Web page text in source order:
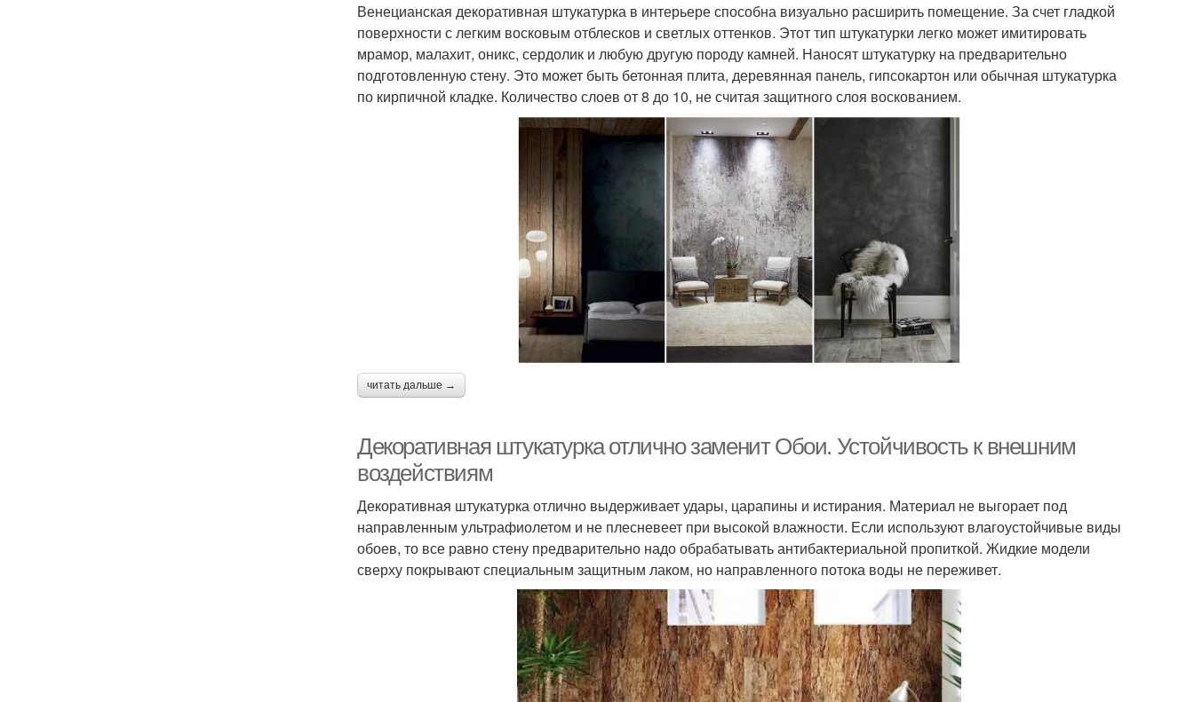
Венецианская декоративная штукатурка в интерьере способна визуально расширить помещение. За счет гладкой
поверхности с легким восковым отблесков и светлых оттенков. Этот тип штукатурки легко может имитировать
мрамор, малахит, оникс, сердолик и любую другую породу камней. Наносят штукатурку на предварительно
подготовленную стену. Это может быть бетонная плита, деревянная панель, гипсокартон или обычная штукатурка
по кирпичной кладке. Количество слоев от 8 до 10, не считая защитного слоя воскованием.
читать дальше →
Декоративная штукатурка отлично заменит Обои. Устойчивость к внешним
воздействиям
Декоративная штукатурка отлично выдерживает удары, царапины и истирания. Материал не выгорает под
направленным ультрафиолетом и не плесневеет при высокой влажности. Если используют влагоустойчивые виды
обоев, то все равно стену предварительно надо обрабатывать антибактериальной пропиткой. Жидкие модели
сверху покрывают специальным защитным лаком, но направленного потока воды не переживет.